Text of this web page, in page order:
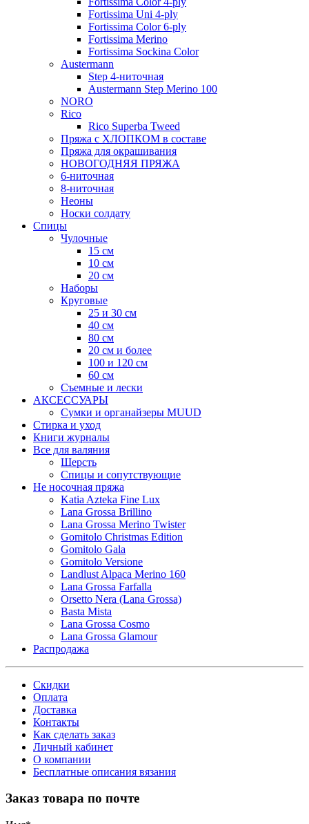
Fortissima Uni 4-ply
Fortissima Color 6-ply
Fortissima Merino
Fortissima Sockina Color
Austermann
Step 4-ниточная
Austermann Step Merino 100
NORO
Rico
Rico Superba Tweed
Пряжа с ХЛОПКОМ в составе
Пряжа для окрашивания
НОВОГОДНЯЯ ПРЯЖА
6-ниточная
8-ниточная
Неоны
Носки солдату
Спицы
Чулочные
15 см
10 см
20 см
Наборы
Круговые
25 и 30 см
40 см
80 см
20 см и более
100 и 120 см
60 см
Съемные и лески
АКСЕССУАРЫ
Сумки и органайзеры MUUD
Стирка и уход
Книги журналы
Все для валяния
Шерсть
Спицы и сопутствующие
Не носочная пряжа
Katia Azteka Fine Lux
Lana Grossa Brillino
Lana Grossa Merino Twister
Gomitolo Christmas Edition
Gomitolo Gala
Gomitolo Versione
Landlust Alpaca Merino 160
Lana Grossa Farfalla
Orsetto Nera (Lana Grossa)
Basta Mista
Lana Grossa Cosmo
Lana Grossa Glamour
Распродажа
Скидки
Оплата
Доставка
Контакты
Как сделать заказ
Личный кабинет
О компании
Бесплатные описания вязания
Заказ товара по почте